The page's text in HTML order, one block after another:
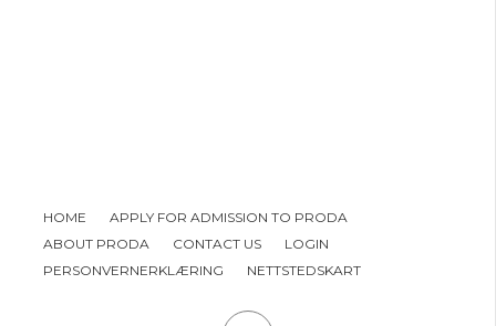
HOME
APPLY FOR ADMISSION TO PRODA
ABOUT PRODA
CONTACT US
LOGIN
PERSONVERNERKLÆRING
NETTSTEDSKART